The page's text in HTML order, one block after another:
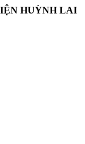
HUỲNH LAI